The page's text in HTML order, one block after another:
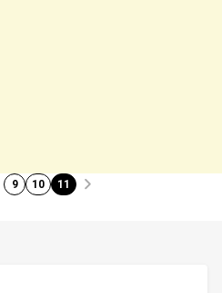
9 10 11